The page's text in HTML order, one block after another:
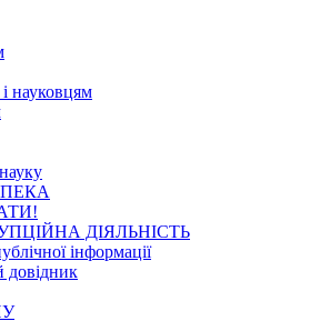
науковцям
ДІЯЛЬНІСТЬ
інформації
довідник